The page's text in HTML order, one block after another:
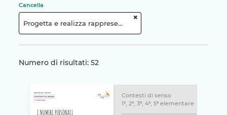
Cancella
+
Progetta e realizza rappresentazioni e modelli non formalizzati legati all’interpretazione matematica del mondo che lo circonda
Numero di risultati: 52
Contesti di senso
1ª, 2ª, 3ª, 4ª, 5ª elementare